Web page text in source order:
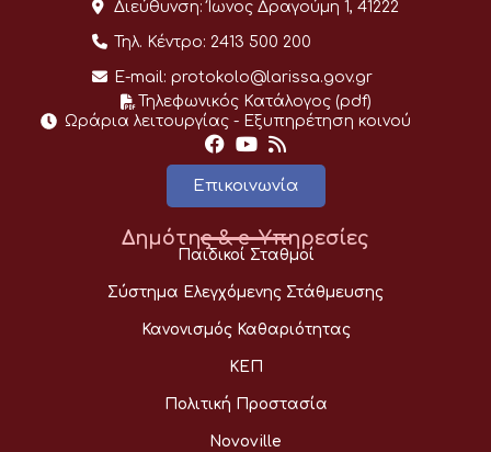
Διεύθυνση: Ίωνος Δραγούμη 1, 41222
Τηλ. Κέντρο: 2413 500 200
E-mail: protokolo@larissa.gov.gr
Τηλεφωνικός Κατάλογος (pdf)
Ωράρια λειτουργίας - Eξυπηρέτηση κοινού
Επικοινωνία
Δημότης & e-Υπηρεσίες
Παιδικοί Σταθμοί
Σύστημα Ελεγχόμενης Στάθμευσης
Κανονισμός Καθαριότητας
ΚΕΠ
Πολιτική Προστασία
Novoville